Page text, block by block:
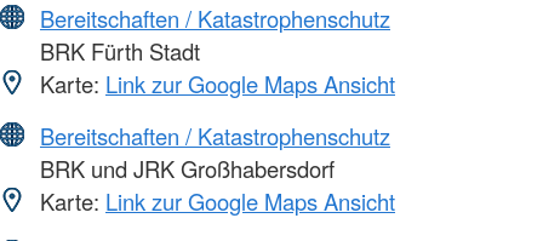
Bereitschaften / Katastrophenschutz
BRK Fürth Stadt
Karte: Link zur Google Maps Ansicht
Bereitschaften / Katastrophenschutz
BRK und JRK Großhabersdorf
Karte: Link zur Google Maps Ansicht